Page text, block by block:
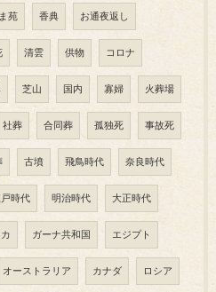
苑 香典 お通夜返し
清雲 供物 コロナ
芝山 国内 寡婦 火葬場
社葬 合同葬 孤独死 事故死
古墳 飛鳥時代 奈良時代
時代 明治時代 大正時代
ガーナ共和国 エジプト
オーストラリア カナダ ロシア